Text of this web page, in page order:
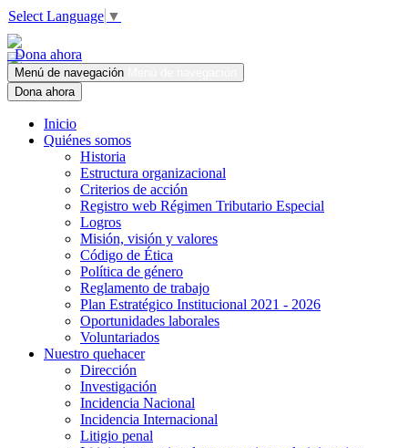
Select Language ▼
Dona ahora
Menú de navegación
Dona ahora
Inicio
Quiénes somos
Historia
Estructura organizacional
Criterios de acción
Registro web Régimen Tributario Especial
Logros
Misión, visión y valores
Código de Ética
Política de género
Reglamento de trabajo
Plan Estratégico Institucional 2021 - 2026
Oportunidades laborales
Voluntariados
Nuestro quehacer
Dirección
Investigación
Incidencia Nacional
Incidencia Internacional
Litigio penal